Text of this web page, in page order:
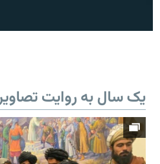
یک سال به روایت